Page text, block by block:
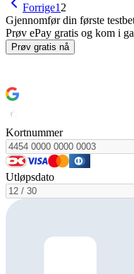
Forrige1 2
Gjennomfør din første
Prøv ePay gratis og kom i
Prøv gratis nå
Kortnummer
Utløpsdato